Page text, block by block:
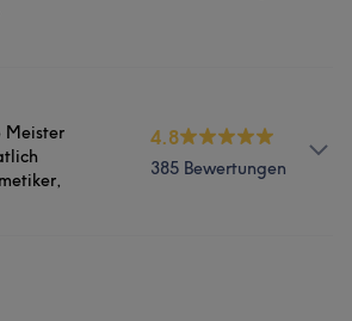
Körper
Meister
4.8
385 Bewertungen